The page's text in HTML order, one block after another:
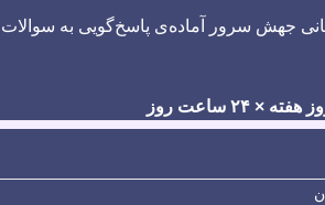
جهش سرور آماده‌ی پاسخ‌گویی به سوالات